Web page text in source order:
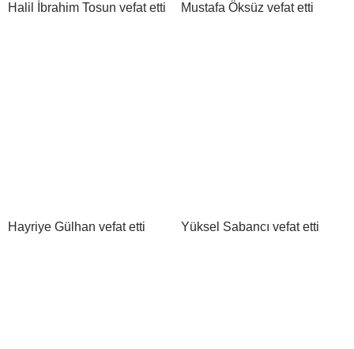
Halil İbrahim Tosun vefat etti Mustafa Öksüz vefat etti
Hayriye Gülhan vefat etti Yüksel Sabancı vefat etti